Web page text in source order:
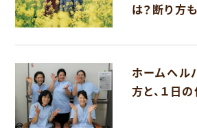
は？断り方
ホームヘル
方と、１日